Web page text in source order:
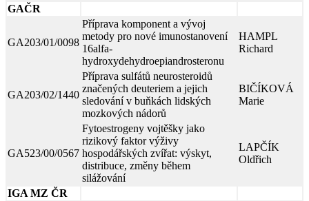
GAČR
GA203/01/0098
Příprava komponent a vývoj
metody pro nové imunostanovení
16alfa-
hydroxydehydroepiandrosteronu
HAMPL
Richard
GA203/02/1440
Příprava sulfátů neurosteroidů
značených deuteriem a jejich
sledování v buňkách lidských
mozkových nádorů
BIČÍKOVÁ
Marie
GA523/00/0567
Fytoestrogeny vojtěšky jako
rizikový faktor výživy
hospodářských zvířat: výskyt,
distribuce, změny během
silážování
LAPČÍK
Oldřich
IGA MZ ČR